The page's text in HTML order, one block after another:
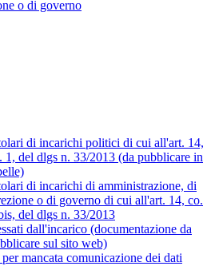
o di governo
di incarichi politici di cui all'art. 14,
1, del dlgs n. 33/2013 (da pubblicare in
di incarichi di amministrazione, di
o di governo di cui all'art. 14, co.
del dlgs n. 33/2013
dall'incarico (documentazione da
sul sito web)
mancata comunicazione dei dati